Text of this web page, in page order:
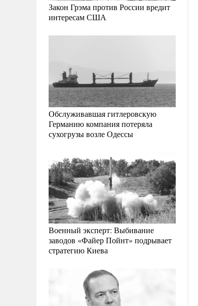
Закон Грэма против России вредит
интересам США
Обслуживавшая гитлеровскую
Германию компания потеряла
сухогрузы возле Одессы
Военный эксперт: Выбивание
заводов «Файер Пойнт» подрывает
стратегию Киева